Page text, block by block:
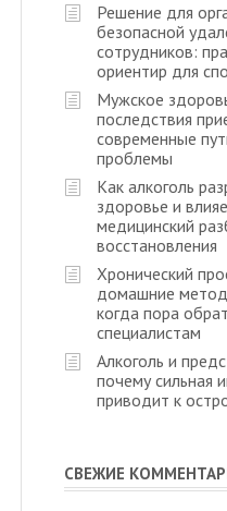
Решение для
безопасной
сотрудников:
ориентир для
Мужское
последствия
современные
проблемы
Как алкоголь
здоровье и
медицинский
восстановления
Хронический
домашние
когда пора
специалистам
Алкоголь и
почему сильная
приводит к
СВЕЖИЕ